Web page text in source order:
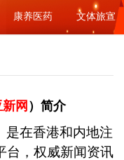
康养医药 文体旅宣
新网 ）简介
是在香港和内地注
台，权威新闻资讯